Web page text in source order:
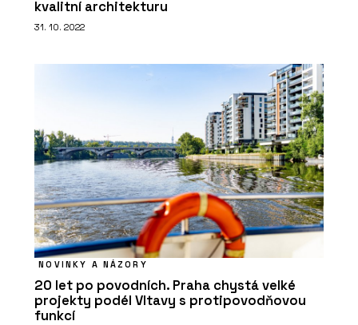
kvalitní architekturu
31. 10. 2022
NOVINKY A NÁZORY
20 let po povodních. Praha chystá velké
projekty podél Vltavy s protipovodňovou
funkcí